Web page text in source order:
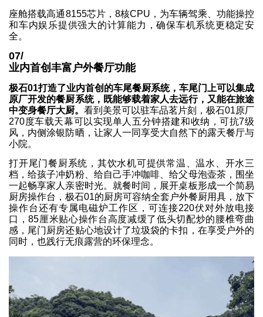
座舱搭载高通8155芯片，8核CPU，为车辆驾乘、功能操控
和车内娱乐提供强大的计算能力，确保车机系统更稳定安
全。
07/
业内首创丰富户外餐厅功能
极石01打造了业内首创的车尾餐厨系统，车尾门上可以集成
原厂开发的餐厨系统，既能够载着家人去远行，又能在旅途
中变身餐厅大厨。 看到美景可以驻车品茗片刻，极石01原厂
270度车载天幕可以实现单人五分钟搭建和收纳，可抗7级
风，内侧涂银防晒，让家人一同享受大自然下的露天餐厅与
小院。
打开尾门餐厨系统，其饮水机可提供常温、温水、开水三
档，给孩子冲奶粉、给自己手冲咖啡、给父母泡壶茶，围坐
一起畅享家人亲密时光。就餐时间，展开桌板形成一个简易
厨房操作台，极石01的厨房可容纳全套户外餐厨用具，放下
操作台还有专属电磁炉工作区，可连接220伏对外放电接
口，85厘米贴心操作台高度减缓了低头切配炒的腰椎弯曲
感，尾门厨房还贴心地设计了垃圾袋的卡扣，在享受户外的
同时，也践行无痕露营的环保理念。